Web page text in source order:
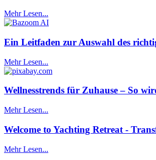
Mehr Lesen...
Ein Leitfaden zur Auswahl des
Mehr Lesen...
Wellnesstrends für Zuhause – So
Mehr Lesen...
Welcome to Yachting Retreat -
Mehr Lesen...